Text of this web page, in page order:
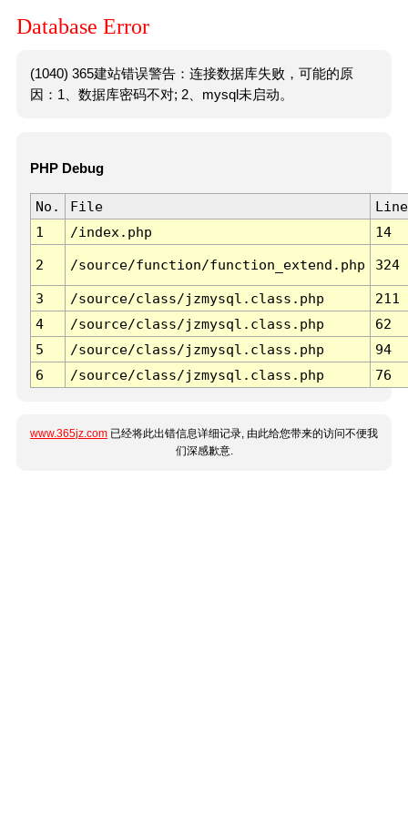
Database Error
(1040) 365建站错误警告：连接数据库失败，可能的原
因：1、数据库密码不对; 2、mysql未启动。
PHP Debug
No. File
Line
1
/index.php 14
2 /source/function/function_extend.php 324
3 /source/class/jzmysql.class.php
211
4
/source/class/jzmysql.class.php
62
5
/source/class/jzmysql.class.php
94
6
/source/class/jzmysql.class.php 76
www.365jz.com 已经将此出错信息详细记录, 由此给您带来的访问不便我
们深感歉意.